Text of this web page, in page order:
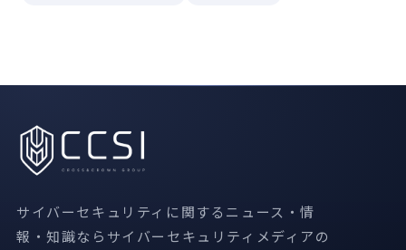
サイバーセキュリティに関するニュース・情
報・知識ならサイバーセキュリティメディアの